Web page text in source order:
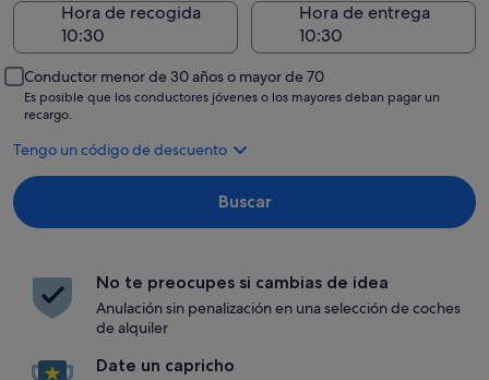
Hora de recogida
Hora de entrega
Conductor menor de 30 años o mayor de 70
Es posible que los conductores jóvenes o los mayores deban pagar un
recargo.
Tengo un código de descuento
Buscar
No te preocupes si cambias de idea
Anulación sin penalización en una selección de coches
de alquiler
Date un capricho